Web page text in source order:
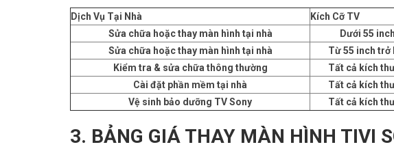
Dịch Vụ Tại Nhà Kích Cỡ TV
Sửa chữa hoặc thay màn hình tại nhà
Dưới 55 inch
Sửa chữa hoặc thay màn hình tại nhà
Từ 55 inch trở
Kiểm tra & sửa chữa thông thường
Tất cả kích
Cài đặt phần mềm tại nhà
Tất cả kích
Vệ sinh bảo dưỡng TV Sony
Tất cả kích
3. BẢNG GIÁ THAY MÀN HÌNH TIVI